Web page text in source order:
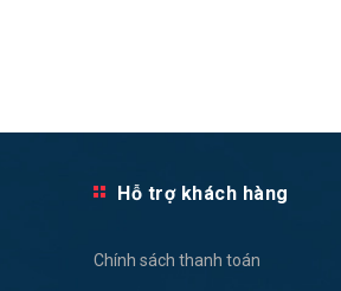
Hỗ trợ khách hàng
Chính sách thanh toán